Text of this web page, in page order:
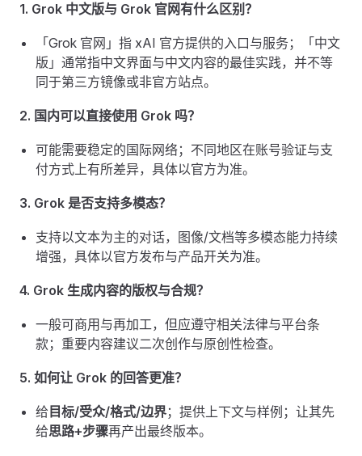
1. Grok 中文版与 Grok 官网有什么区别？
「Grok 官网」指 xAI 官方提供的入口与服务；「中文
版」通常指中文界面与中文内容的最佳实践，并不等
同于第三方镜像或非官方站点。
2. 国内可以直接使用 Grok 吗？
可能需要稳定的国际网络；不同地区在账号验证与支
付方式上有所差异，具体以官方为准。
3. Grok 是否支持多模态？
支持以文本为主的对话，图像/文档等多模态能力持续
增强，具体以官方发布与产品开关为准。
4. Grok 生成内容的版权与合规？
一般可商用与再加工，但应遵守相关法律与平台条
款；重要内容建议二次创作与原创性检查。
5. 如何让 Grok 的回答更准？
给 目标/受众/格式/边界；提供上下文与样例；让其先
给思路+步骤再产出最终版本。